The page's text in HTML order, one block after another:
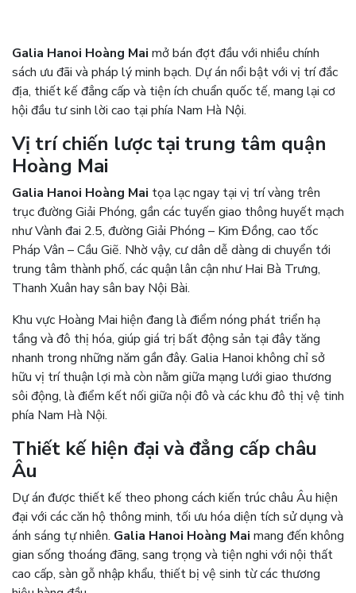
Galia Hanoi Hoàng Mai mở bán đợt đầu với nhiều chính
sách ưu đãi và pháp lý minh bạch. Dự án nổi bật với vị trí đắc
địa, thiết kế đẳng cấp và tiện ích chuẩn quốc tế, mang lại cơ
hội đầu tư sinh lời cao tại phía Nam Hà Nội.
Vị trí chiến lược tại trung tâm quận
Hoàng Mai
Galia Hanoi Hoàng Mai tọa lạc ngay tại vị trí vàng trên
trục đường Giải Phóng, gần các tuyến giao thông huyết mạch
như Vành đai 2.5, đường Giải Phóng – Kim Đồng, cao tốc
Pháp Vân – Cầu Giẽ. Nhờ vậy, cư dân dễ dàng di chuyển tới
trung tâm thành phố, các quận lân cận như Hai Bà Trưng,
Thanh Xuân hay sân bay Nội Bài.
Khu vực Hoàng Mai hiện đang là điểm nóng phát triển hạ
tầng và đô thị hóa, giúp giá trị bất động sản tại đây tăng
nhanh trong những năm gần đây. Galia Hanoi không chỉ sở
hữu vị trí thuận lợi mà còn nằm giữa mạng lưới giao thương
sôi động, là điểm kết nối giữa nội đô và các khu đô thị vệ tinh
phía Nam Hà Nội.
Thiết kế hiện đại và đẳng cấp châu
Âu
Dự án được thiết kế theo phong cách kiến trúc châu Âu hiện
đại với các căn hộ thông minh, tối ưu hóa diện tích sử dụng và
ánh sáng tự nhiên. Galia Hanoi Hoàng Mai mang đến không
gian sống thoáng đãng, sang trọng và tiện nghi với nội thất
cao cấp, sàn gỗ nhập khẩu, thiết bị vệ sinh từ các thương